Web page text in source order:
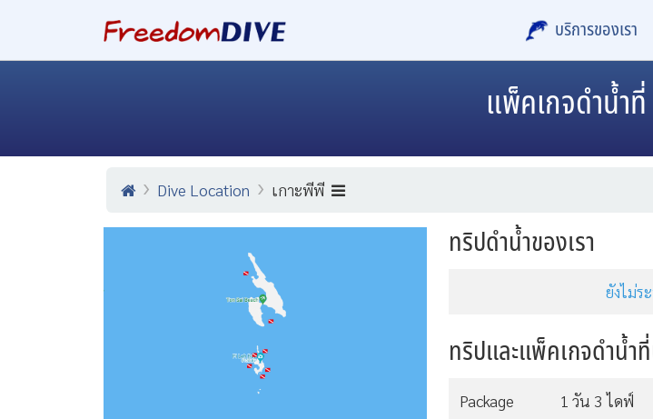
บริการของเรา
แพ็คเกจดำน้ำ
Dive Location เกาะพีพี
ทริปดำน้ำของเรา
ยังไม่
ทริปและแพ็คเกจดำน้ำ
Package 1 วัน 3 ไดฟ์